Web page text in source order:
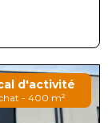
d'activité
- 400 m²